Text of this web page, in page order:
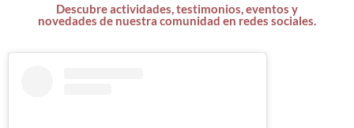
Descubre actividades, testimonios, eventos y
novedades de nuestra comunidad en redes sociales.